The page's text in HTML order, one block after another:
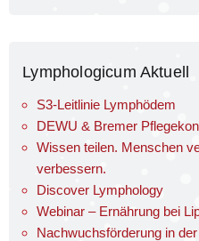
Lymphologicum Aktuell
S3-Leitlinie Lymphödem
DEWU & Bremer
Wissen teilen. Menschen
verbessern.
Discover Lymphology
Webinar – Ernährung bei
Nachwuchsförderung in